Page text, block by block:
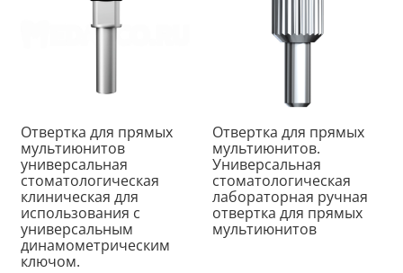
Отвертка для прямых
мультиюнитов
универсальная
стоматологическая
клиническая для
использования с
универсальным
динамометрическим
ключом.
Отвертка для прямых
мультиюнитов.
Универсальная
стоматологическая
лабораторная ручная
отвертка для прямых
мультиюнитов